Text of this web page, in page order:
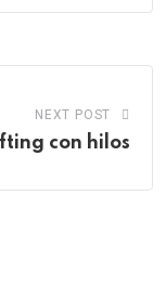
NEXT POST
con hilos